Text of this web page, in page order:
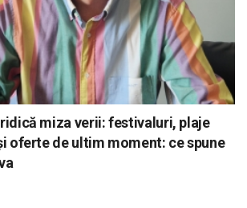
ridică miza verii: festivaluri, plaje
oferte de ultim moment: ce spune